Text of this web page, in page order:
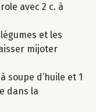
avec 2 c. à
et les
mijoter
soupe d’huile et 1
dans la